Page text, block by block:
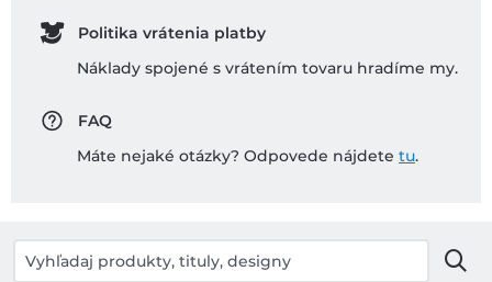
Politika vrátenia platby
Náklady spojené s vrátením tovaru hradíme my.
FAQ
Máte nejaké otázky? Odpovede nájdete tu.